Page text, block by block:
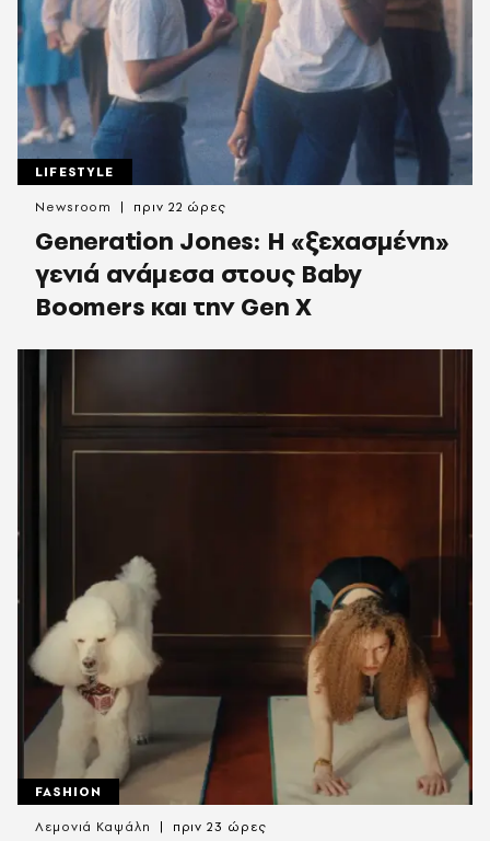
LIFESTYLE
Generation Jones: Η «ξεχασμένη»
γενιά ανάμεσα στους Baby
Boomers και την Gen X
Newsroom πριν 22 ώρες
FASHION
Λεμονιά Καψάλη πριν 23 ώρες